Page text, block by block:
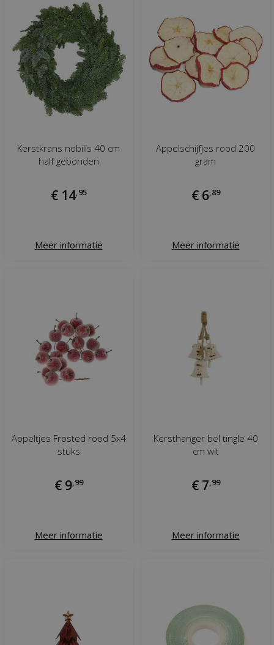
Kerstkrans nobilis 40 cm
half gebonden
€ 14 95
Meer informatie
Appelschijfjes rood 200
gram
€ 6 89
Meer informatie
Appeltjes Frosted rood 5x4
stuks
€ 9, 99
Meer informatie
Kersthanger bel tingle 40
cm wit
€ 7 99
Meer informatie